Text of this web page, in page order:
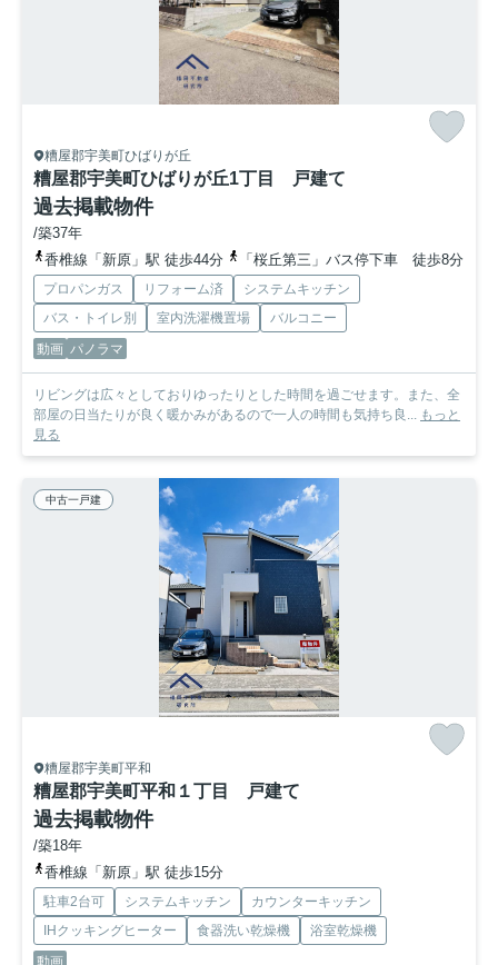
糟屋郡宇美町ひばりが丘
糟屋郡宇美町ひばりが丘1丁目 戸建て
過去掲載物件
/築37年
香椎線「新原」駅 徒歩44分
「桜丘第三」バス停下車 徒歩8分
プロパンガス リフォーム済
システムキッチン
バス・トイレ別
室内洗濯機置場
バルコニー
動画 パノラマ
リビングは広々としておりゆったりとした時間を過ごせます。また、全
部屋の日当たりが良く暖かみがあるので一人の時間も気持ち良... もっと
見る
中古一戸建
糟屋郡宇美町平和
糟屋郡宇美町平和１丁目 戸建て
過去掲載物件
/築18年
香椎線「新原」駅 徒歩15分
駐車2台可 システムキッチン
カウンターキッチン
IHクッキングヒーター
食器洗い乾燥機
浴室乾燥機